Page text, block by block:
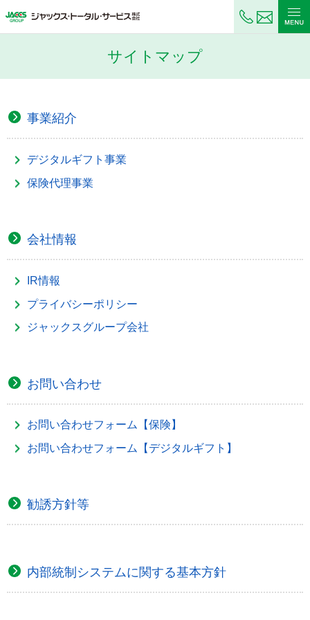
サイトマップ
事業紹介
デジタルギフト事業
保険代理事業
会社情報
IR情報
プライバシーポリシー
ジャックスグループ会社
お問い合わせ
お問い合わせフォーム【保険】
お問い合わせフォーム【デジタルギフト】
勧誘方針等
内部統制システムに関する基本方針